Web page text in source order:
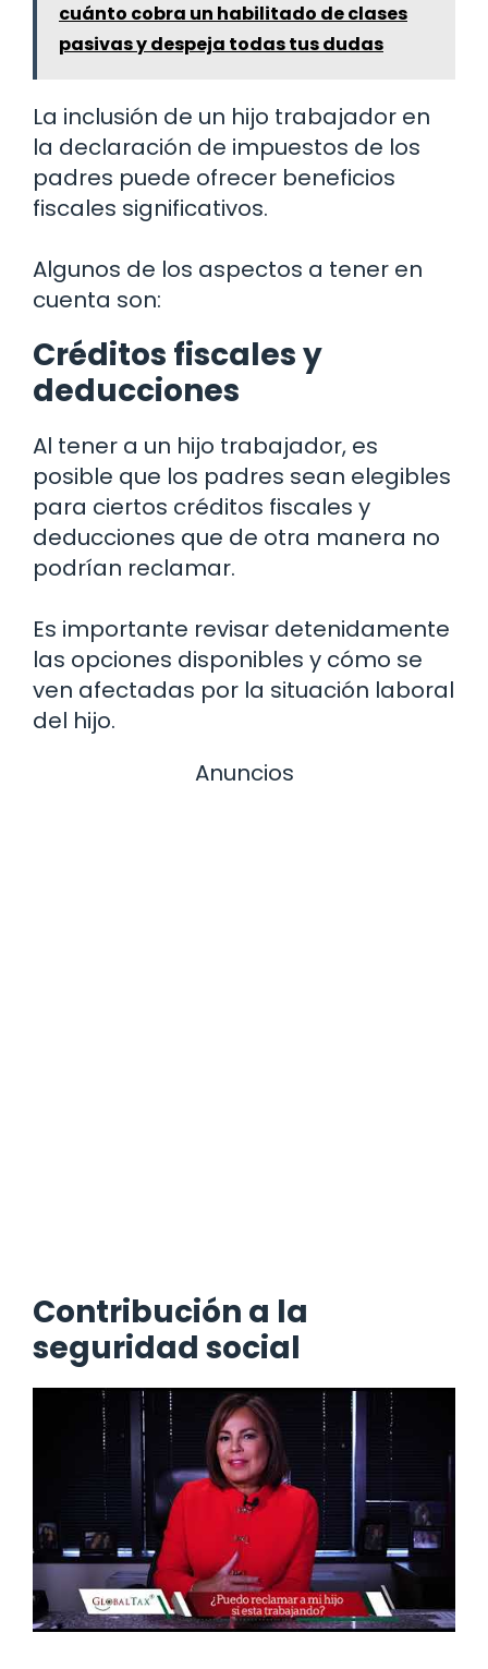
cuánto cobra un habilitado de clases
pasivas y despeja todas tus dudas
La inclusión de un hijo trabajador en
la declaración de impuestos de los
padres puede ofrecer beneficios
fiscales significativos.
Algunos de los aspectos a tener en
cuenta son:
Créditos fiscales y
deducciones
Al tener a un hijo trabajador, es
posible que los padres sean elegibles
para ciertos créditos fiscales y
deducciones que de otra manera no
podrían reclamar.
Es importante revisar detenidamente
las opciones disponibles y cómo se
ven afectadas por la situación laboral
del hijo.
Anuncios
Contribución a la
seguridad social